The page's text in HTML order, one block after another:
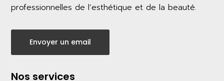
professionnelles de l’esthétique et de la beauté.
Envoyer un email
Nos services